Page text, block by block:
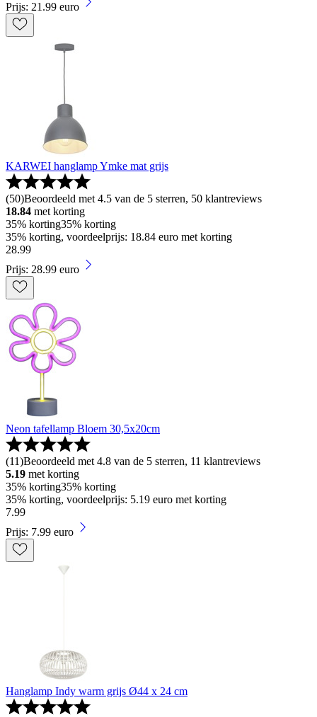
Prijs: 21.99 euro
KARWEI hanglamp Ymke mat grijs
(50)Beoordeeld met 4.5 van de 5 sterren, 50 klantreviews
18.84 met korting
35% korting35% korting
35% korting, voordeelprijs: 18.84 euro met korting
28.99
Prijs: 28.99 euro
Neon tafellamp Bloem 30,5x20cm
(11)Beoordeeld met 4.8 van de 5 sterren, 11 klantreviews
5.19 met korting
35% korting35% korting
35% korting, voordeelprijs: 5.19 euro met korting
7.99
Prijs: 7.99 euro
Hanglamp Indy warm grijs Ø44 x 24 cm